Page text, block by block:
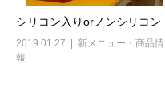
シリコン入りorノンシリコン
2019.01.27
新メニュー・商品情
報